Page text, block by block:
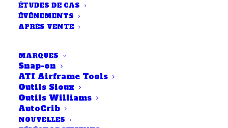
ÉTUDES DE CAS
ÉVÉNEMENTS
APRÈS VENTE
MARQUES
Snap-on
ATI Airframe Tools
Outils Sioux
Outils Williams
AutoCrib
NOUVELLES
Alors que les responsables de
l'ingénierie dans le secteur de
l'énergie éolienne s'efforcent
d'améliorer la productivité,